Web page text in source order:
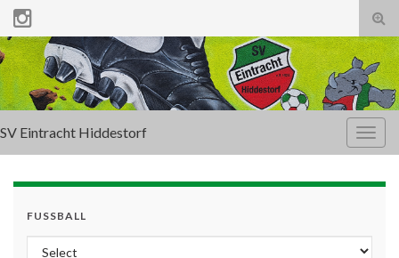
SV Eintracht Hiddestorf
FUSSBALL